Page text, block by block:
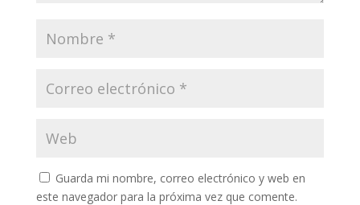
Guarda mi nombre, correo electrónico y web en
este navegador para la próxima vez que comente.